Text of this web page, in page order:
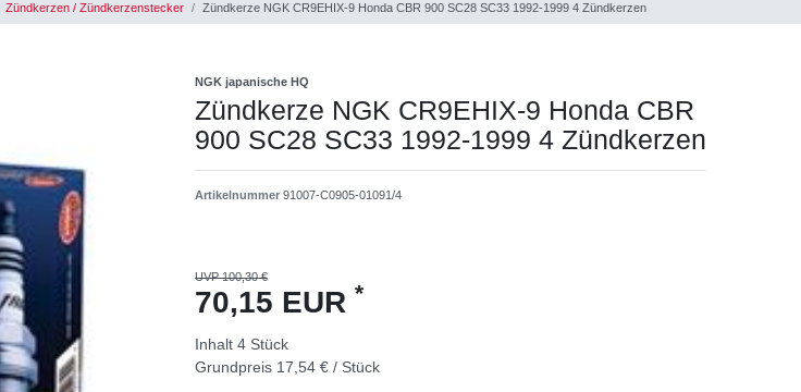
Zündkerzen / Zündkerzenstecker Zündkerze NGK CR9EHIX-9 Honda CBR 900 SC28 SC33 1992-1999 4 Zündkerzen
NGK japanische HQ
Zündkerze NGK CR9EHIX-9 Honda CBR
900 SC28 SC33 1992-1999 4 Zündkerzen
Artikelnummer 91007-C0905-01091/4
UVP 100,30 €
70,15 EUR *
Inhalt 4 Stück
Grundpreis 17,54 € / Stück